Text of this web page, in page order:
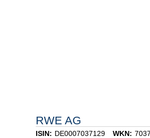
RWE AG
ISIN: DE0007037129 WKN: